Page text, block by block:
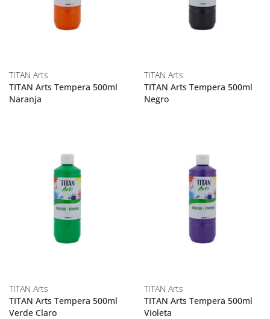
TITAN Arts
TITAN Arts Tempera 500ml
Naranja
TITAN Arts
TITAN Arts Tempera 500ml
Negro
TITAN Arts
TITAN Arts Tempera 500ml
Verde Claro
TITAN Arts
TITAN Arts Tempera 500ml
Violeta